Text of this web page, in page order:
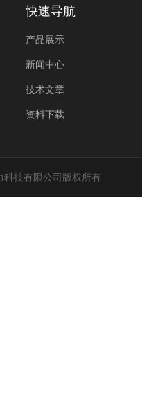
快速导航
产品展示
新闻中心
技术文章
资料下载
技有限公司版权所有